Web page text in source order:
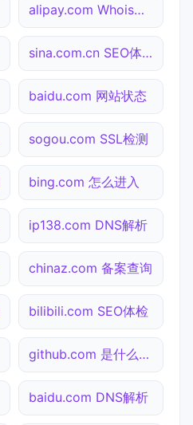
alipay.com Whois查询
sina.com.cn SEO体检
baidu.com 网站状态
sogou.com SSL检测
bing.com 怎么进入
ip138.com DNS解析
chinaz.com 备案查询
bilibili.com SEO体检
github.com 是什么网站
baidu.com DNS解析